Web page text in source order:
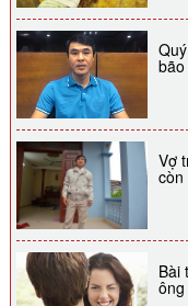
Vợ
còn
Bài
ông